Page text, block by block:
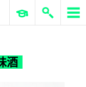
酒
ERP 與商業 AI
酒